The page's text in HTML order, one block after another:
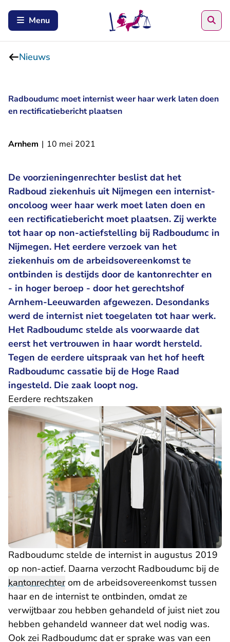
Menu
Nieuws
Radboudumc moet internist weer haar werk laten doen
en rectificatiebericht plaatsen
Arnhem | 10 mei 2021
De voorzieningenrechter beslist dat het
Radboud ziekenhuis uit Nijmegen een internist-
oncoloog weer haar werk moet laten doen en
een rectificatiebericht moet plaatsen. Zij werkte
tot haar op non-actiefstelling bij Radboudumc in
Nijmegen. Het eerdere verzoek van het
ziekenhuis om de arbeidsovereenkomst te
ontbinden is destijds door de kantonrechter en
- in hoger beroep - door het gerechtshof
Arnhem-Leeuwarden afgewezen. Desondanks
werd de internist niet toegelaten tot haar werk.
Het Radboudumc stelde als voorwaarde dat
eerst het vertrouwen in haar wordt hersteld.
Tegen de eerdere uitspraak van het hof heeft
Radboudumc cassatie bij de Hoge Raad
ingesteld. Die zaak loopt nog.
Eerdere rechtszaken
Radboudumc stelde de internist in augustus 2019
op non-actief. Daarna verzocht Radboudumc bij de
kantonrechterom de arbeidsovereenkomst tussen
haar en de internist te ontbinden, omdat ze
verwijtbaar zou hebben gehandeld of juist niet zou
hebben gehandeld wanneer dat wel nodig was.
Ook zei Radboudumc dat er sprake was van een